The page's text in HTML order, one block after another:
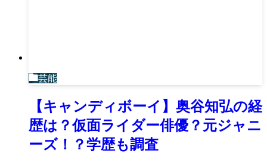
芸能
【キャンディボーイ】奥谷知弘の経
歴は？仮面ライダー俳優？元ジャニ
ーズ！？学歴も調査